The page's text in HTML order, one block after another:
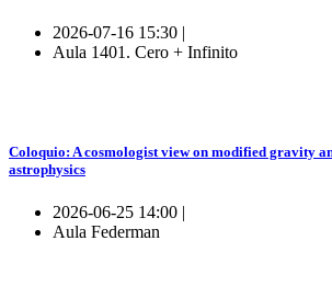
2026-07-16 15:30 |
Aula 1401. Cero + Infinito
Coloquio: A cosmologist view on modified gravity
astrophysics
2026-06-25 14:00 |
Aula Federman